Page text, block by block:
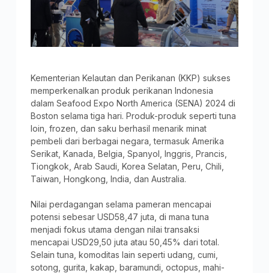
Kementerian Kelautan dan Perikanan (KKP) sukses
memperkenalkan produk perikanan Indonesia
dalam Seafood Expo North America (SENA) 2024 di
Boston selama tiga hari. Produk-produk seperti tuna
loin, frozen, dan saku berhasil menarik minat
pembeli dari berbagai negara, termasuk Amerika
Serikat, Kanada, Belgia, Spanyol, Inggris, Prancis,
Tiongkok, Arab Saudi, Korea Selatan, Peru, Chili,
Taiwan, Hongkong, India, dan Australia.
Nilai perdagangan selama pameran mencapai
potensi sebesar USD58,47 juta, di mana tuna
menjadi fokus utama dengan nilai transaksi
mencapai USD29,50 juta atau 50,45% dari total.
Selain tuna, komoditas lain seperti udang, cumi,
sotong, gurita, kakap, baramundi, octopus, mahi-